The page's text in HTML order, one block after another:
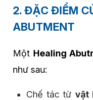
2. ĐẶC ĐIỂM
ABUTMENT
Một Healing
như sau:
Chế tác từ vật